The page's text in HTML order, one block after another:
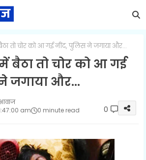
तो चोर को आ गई नींद, पुलिस ने जगाया और...
बैठा तो चोर को आ गई
जगाया और...
am
0 minute read 0